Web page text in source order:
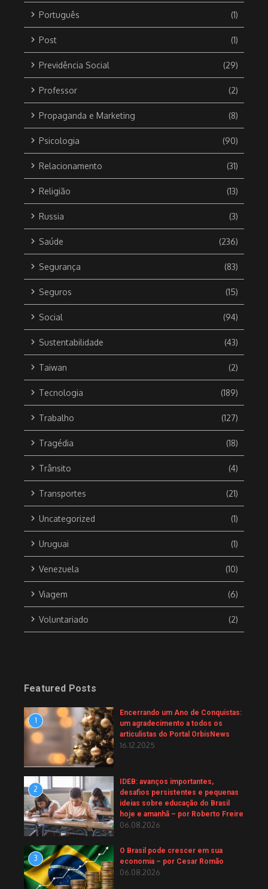
Português (1)
Post (1)
Previdência Social (29)
Professor (2)
Propaganda e Marketing (8)
Psicologia (90)
Relacionamento (31)
Religião (13)
Russia (3)
Saúde (236)
Segurança (83)
Seguros (15)
Social (94)
Sustentabilidade (43)
Taiwan (2)
Tecnologia (189)
Trabalho (127)
Tragédia (18)
Trânsito (4)
Transportes (21)
Uncategorized (1)
Uruguai (1)
Venezuela (10)
Viagem (6)
Voluntariado (2)
Featured Posts
1
Encerrando um Ano de Conquistas:
um agradecimento a todos os
articulistas do Portal OrbisNews
16.12.2025
2
IDEB: avanços importantes,
desafios persistentes e pequenas
ideias sobre educação do Brasil
hoje e amanhã – por Roberto Freire
06.08.2026
3
O Brasil pode crescer em sua
economia – por Cesar Romão
06.08.2026